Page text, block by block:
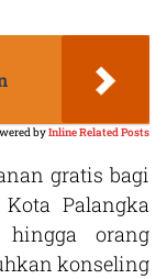
byInline Related Posts
gratis bagi
Palangka
orang
konseling